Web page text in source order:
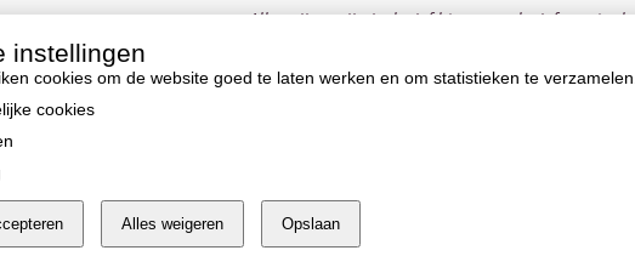
Alle prijzen zijn inclusief btw en exclusief eventuele
instellingen
cookies om de website goed te laten werken en om statistieken te verzamelen.
cookies
Alles weigeren Opslaan